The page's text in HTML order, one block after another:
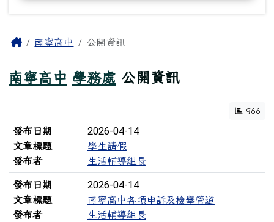
主內容區域
Home南寧高中 公開資訊
南寧高中 學務處 公開資訊
966
文章列表
發布日期 2026-04-14
文章標題
學生請假
發布者
生活輔導組長
發布日期 2026-04-14
文章標題
南寧高中各項申訴及檢舉管道
發布者
生活輔導組長